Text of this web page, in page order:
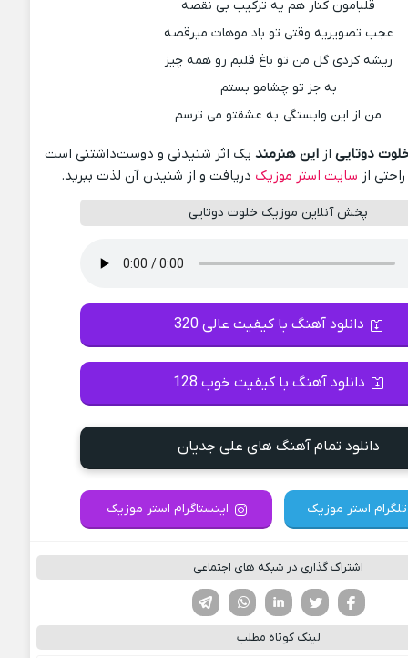
قلبامون کنار هم یه ترکیب بی نقصه
عجب تصویریه وقتی تو باد موهات میرقصه
ریشه کردی گل من تو باغ قلبم رو همه چیز
به جز تو چشامو بستم
من از این وابستگی به عشقتو می ترسم
دوتاییاز این هنرمندیک اثر شنیدنی و دوست‌داشتنی است
از سایت استر موزیک دریافت و از شنیدن آن لذت ببرید.
پخش آنلاین موزیک خلوت دوتایی
دانلود آهنگ با کیفیت عالی 320
دانلود آهنگ با کیفیت خوب 128
دانلود تمام آهنگ های علی جدیان
تلگرام استر موزیک اینستاگرام استر موزیک
اشتراک گذاری در شبکه های اجتماعی
لینکدین تویتر
فیسوک
لینک کوتاه مطلب